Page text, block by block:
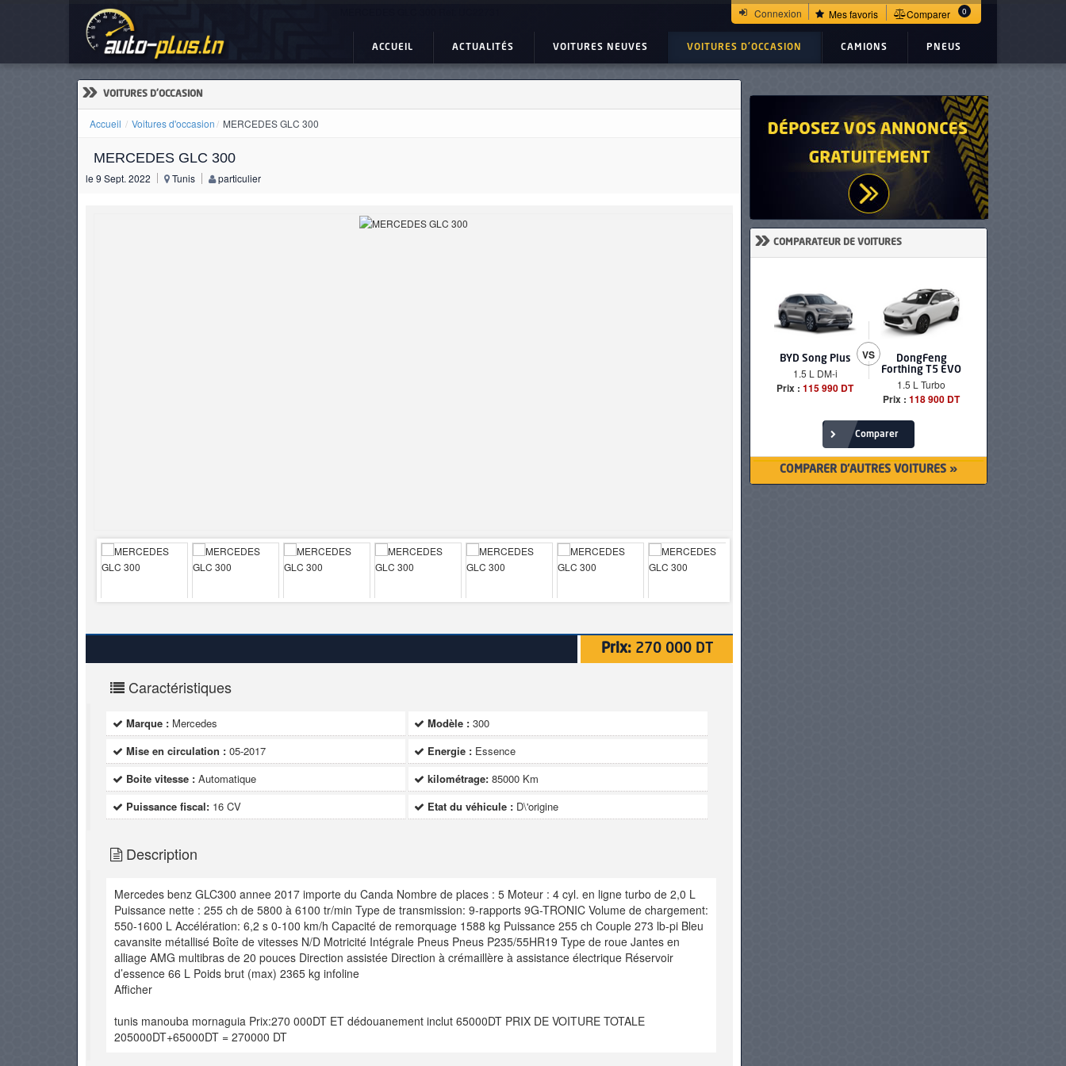
Connexion Mes favoris Comparer 0
ACCUEIL ACTUALITÉS VOITURES NEUVES VOITURES D'OCCASION CAMIONS PNEUS
» VOITURES D'OCCASION
Accueil Voitures d'occasion MERCEDES GLC 300
MERCEDES GLC 300
le 9 Sept. 2022 Tunis particulier
Prix: 270 000 DT
Caractéristiques
Marque : Mercedes Modèle : 300
Mise en circulation : 05-2017 Energie : Essence
Boite vitesse : Automatique kilométrage: 85000 Km
Puissance fiscal: 16 CV Etat du véhicule : D\'origine
Description
Mercedes benz GLC300 annee 2017 importe du Canda Nombre de places : 5 Moteur : 4 cyl. en ligne turbo de 2,0 L
Puissance nette : 255 ch de 5800 à 6100 tr/min Type de transmission: 9-rapports 9G-TRONIC Volume de chargement:
550-1600 L Accélération: 6,2 s 0-100 km/h Capacité de remorquage 1588 kg Puissance 255 ch Couple 273 lb-pi Bleu
cavansite métallisé Boîte de vitesses N/D Motricité Intégrale Pneus Pneus P235/55HR19 Type de roue Jantes en
alliage AMG multibras de 20 pouces Direction assistée Direction à crémaillère à assistance électrique Réservoir
d’essence 66 L Poids brut (max) 2365 kg infoline
Afficher
tunis manouba mornaguia Prix:270 000DT ET dédouanement inclut 65000DT PRIX DE VOITURE TOTALE
205000DT+65000DT = 270000 DT
» COMPARATEUR DE VOITURES
BYD Song Plus
1.5 L DM-i
Prix : 115 990 DT
VS
DongFeng
Forthing T5 EVO
1.5 L Turbo
Prix : 118 900 DT
Comparer
COMPARER D'AUTRES VOITURES »
ACTUALITÉS